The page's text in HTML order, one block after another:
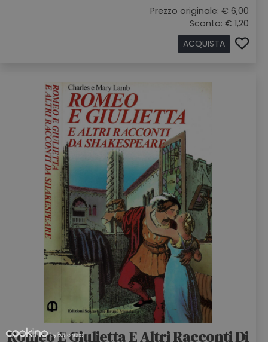
Prezzo originale: € 6,00
Sconto: € 1,20
ACQUISTA
Romeo E Giulietta E Altri Racconti Di